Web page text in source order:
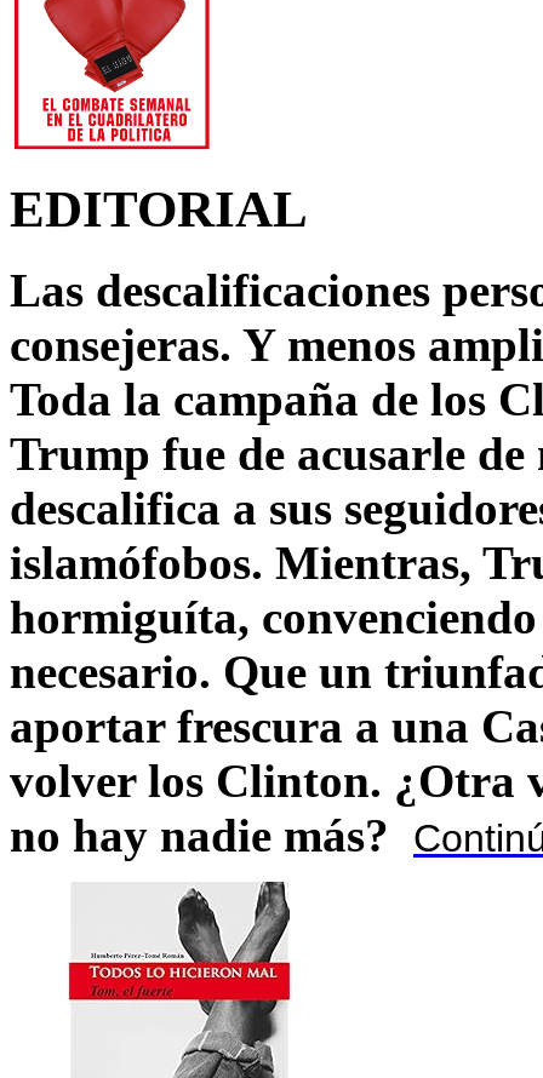
EDITORIAL
Las descalificaciones
consejeras. Y menos
Toda la campaña de los
Trump fue de acusarle
descalifica a sus
islamófobos. Mientras,
hormiguíta,
necesario. Que un
aportar frescura a una
volver los Clinton. ¿Otra
no hay nadie más?